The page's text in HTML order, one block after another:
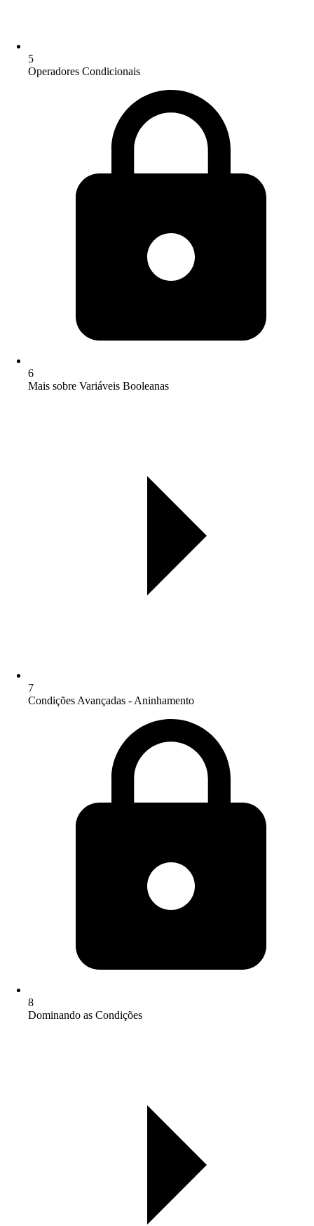
5
Operadores Condicionais
6
Mais sobre Variáveis Booleanas
7
Condições Avançadas - Aninhamento
8
Dominando as Condições